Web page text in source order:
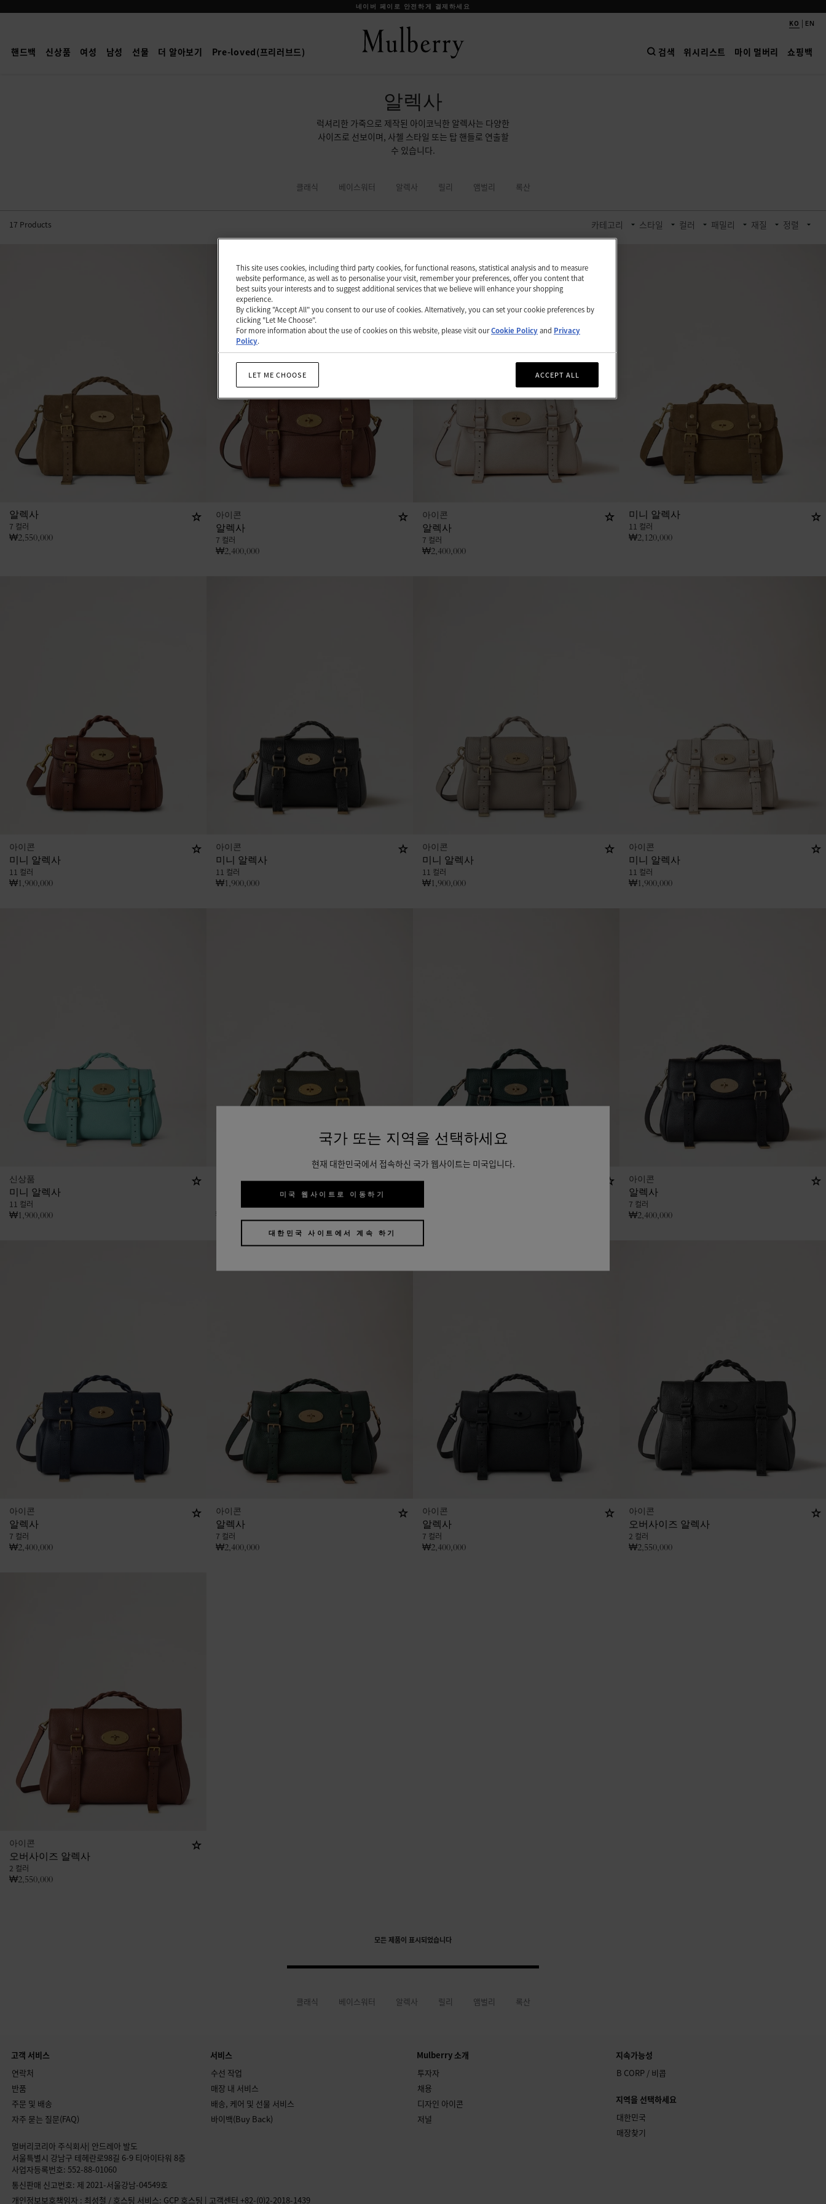
Mulberry
알
신상 상품을 무료 배송으로 만나보세요
KO | EN
핸드백 신상품 여성 남성 선물 더 알아보기 Pre-loved(프리러브드) 검색 위시리스트 마이 멀버리 쇼핑백
알렉사
럭셔리한 가죽으로 제작된 아이코닉한 알렉사는 다양한
사이즈로 선보이며, 사첼 스타일 또는 탑 핸들로 연출할
수 있습니다.
클래식 베이스워터 알렉사 릴리 앰벌리 록산
17 Products 카테고리 스타일 컬러 패밀리 재질 정렬
알렉사
7 컬러
₩2,550,000
아이콘
알렉사
7 컬러
₩2,400,000
아이콘
알렉사
7 컬러
₩2,400,000
미니 알렉사
11 컬러
₩2,120,000
아이콘
미니 알렉사
11 컬러
₩1,900,000
아이콘
미니 알렉사
11 컬러
₩1,900,000
아이콘
미니 알렉사
11 컬러
₩1,900,000
아이콘
미니 알렉사
11 컬러
₩1,900,000
신상품
미니 알렉사
11 컬러
₩1,900,000
아이콘
₩
아이콘 아이콘
알렉사
7 컬러
₩2,400,000
아이콘
알렉사
7 컬러
₩2,400,000
아이콘
알렉사
7 컬러
₩2,400,000
아이콘
알렉사
7 컬러
₩2,400,000
아이콘
오버사이즈 알렉사
2 컬러
₩2,550,000
아이콘
오버사이즈 알렉사
2 컬러
₩2,550,000
모든 제품이 표시되었습니다
클래식 베이스워터 알렉사 릴리 앰벌리 록산
고객 서비스
연락처
반품
주문 및 배송
자주 묻는 질문(FAQ)
멀버리코리아 주식회사| 안드레아 발도
서울특별시 강남구 테헤란로98길 6-9 티아이타워 8층
사업자등록번호: 552-88-01060
통신판매 신고번호: 제 2021-서울강남-04549호
개인정보보호책임자 : 최성철 / 호스팅 서비스: GCP 호스팅 | 고객센터 +82-(0)2-2018-1439
서비스
수선 작업
매장 내 서비스
배송, 케어 및 선물 서비스
바이백(Buy Back)
Mulberry 소개
투자자
채용
디자인 아이콘
저널
지속가능성
B CORP / 비콥
지역을 선택하세요
대한민국
매장찾기
국가 또는 지역을 선택하세요
현재 대한민국에서 접속하신 국가 웹사이트는 미국입니다.
미국 웹사이트로 이동하기
대한민국 사이트에서 계속 하기
This site uses cookies, including third party cookies, for functional reasons, statistical analysis and to measure
website performance, as well as to personalise your visit, remember your preferences, offer you content that
best suits your interests and to suggest additional services that we believe will enhance your shopping
experience.
By clicking "Accept All" you consent to our use of cookies. Alternatively, you can set your cookie preferences by
clicking "Let Me Choose".
For more information about the use of cookies on this website, please visit ourCookie Policyand Privacy
Policy.
LET ME CHOOSE ACCEPT ALL